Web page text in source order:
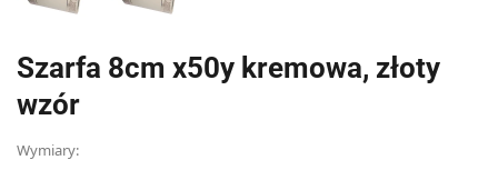
Szarfa 8cm x50y kremowa, złoty
wzór
Wymiary: